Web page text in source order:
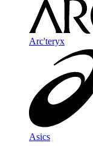
Arc'teryx
Asics